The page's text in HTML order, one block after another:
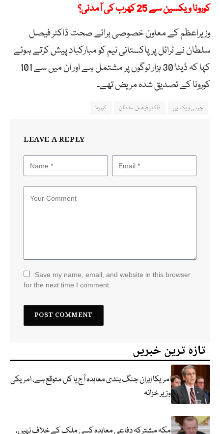
کورونا ویکسین سے 25 کھرب کی آمدنی؟
وزیراعظم کے معاون خصوصی برائے صحت ڈاکٹر فیصل
سلطان نے ٹرائل پر پاکستانی ٹیم کو مبارکباد پیش کرتے ہوئے
کہا کہ ڈیٹا 30 ہزار لوگوں پر مشتمل ہے اور ان میں سے 101
کورونا کے تصدیق شدہ مریض تھے۔
چینی ویکسین ڈاکٹر فیصل سلطان کورونا
LEAVE A REPLY
Save my name, email, and website in this browser
for the next time I comment.
تازہ ترین خبریں
امریکا ایران جنگ بندی معاہدہ آج یا کل متوقع ہے، امریکی
وزیر خزانہ
مکہ مشترکہ دفاعی معاہدہ کسی ملک کے خلاف نہیں،